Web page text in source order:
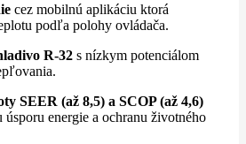
cez mobilnú aplikáciu ktorá
podľa polohy ovládača.
R-32 s nízkym potenciálom
SEER (až 8,5) a SCOP (až 4,6)
úsporu energie a ochranu životného